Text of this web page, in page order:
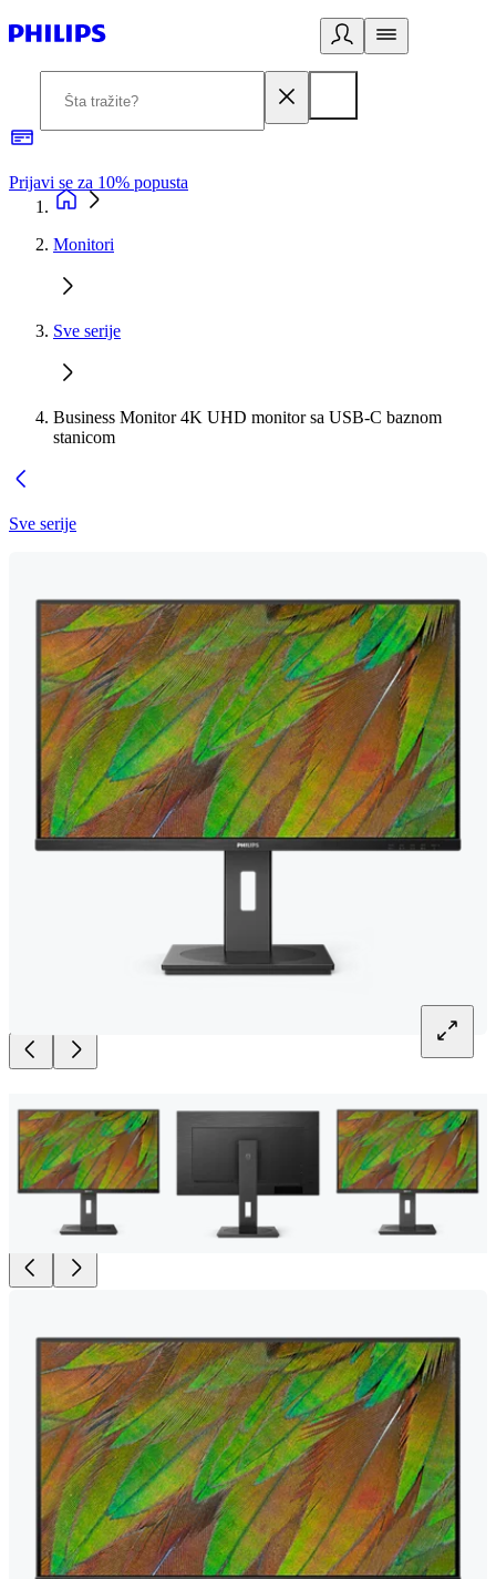
Prijavi se za 10% popusta
Monitori
Sve serije
Business Monitor 4K UHD monitor sa USB-C baznom
stanicom
Sve serije